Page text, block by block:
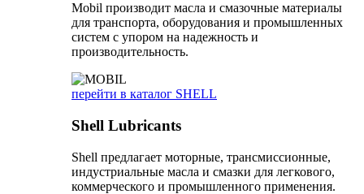
Mobil производит масла и смазочные материалы
для транспорта, оборудования и промышленных
систем с упором на надежность и
производительность.
перейти в каталог SHELL
Shell Lubricants
Shell предлагает моторные, трансмиссионные,
индустриальные масла и смазки для легкового,
коммерческого и промышленного применения.